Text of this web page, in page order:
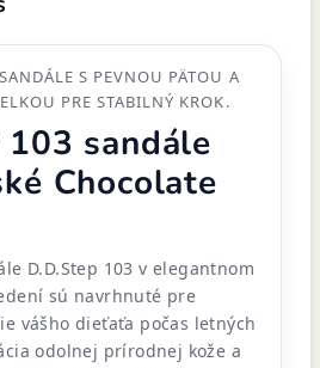
S PEVNOU PÄTOU A
PRE STABILNÝ KROK.
103 sandále
Chocolate
D.D.Step 103 v elegantnom
sú navrhnuté pre
vášho dieťaťa počas letných
odolnej prírodnej kože a